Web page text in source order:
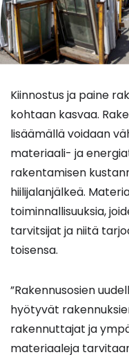
Kiinnostus ja paine
kohtaan kasvaa.
lisäämällä voidaan
materiaali- ja
rakentamisen
hiilijalanjälkeä.
toiminnallisuuksia,
tarvitsijat ja niitä
toisensa.
”Rakennusosien
hyötyvät
rakennuttajat ja
materiaaleja